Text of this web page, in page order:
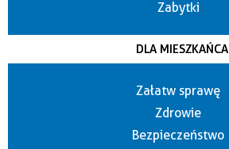
Zabytki
DLA MIESZKAŃCA
Załatw sprawę
Zdrowie
Bezpieczeństwo